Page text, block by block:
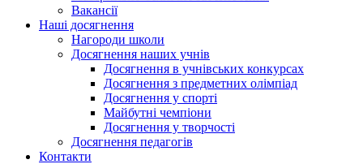
Вакансії
Наші досягнення
Нагороди школи
Досягнення наших учнів
Досягнення в учнівських конкурсах
Досягнення з предметних олімпіад
Досягнення у спорті
Майбутні чемпіони
Досягнення у творчості
Досягнення педагогів
Контакти